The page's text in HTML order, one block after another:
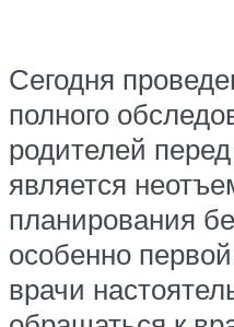
Сегодня
полного
родителей
является
планирования
особенно
врачи